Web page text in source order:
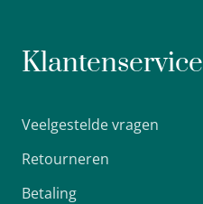
Klantenservice
Veelgestelde vragen
Retourneren
Betaling